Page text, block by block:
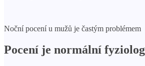
Noční pocení u mužů je častým problémem
Pocení je normální